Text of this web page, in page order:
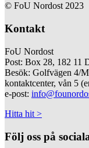
© FoU Nordost 2023
Kontakt
FoU Nordost
Post: Box 28, 182 11
Besök: Golfvägen 4/
kontaktcenter, vån 5
e-post:
Hitta hit >
Följ oss på